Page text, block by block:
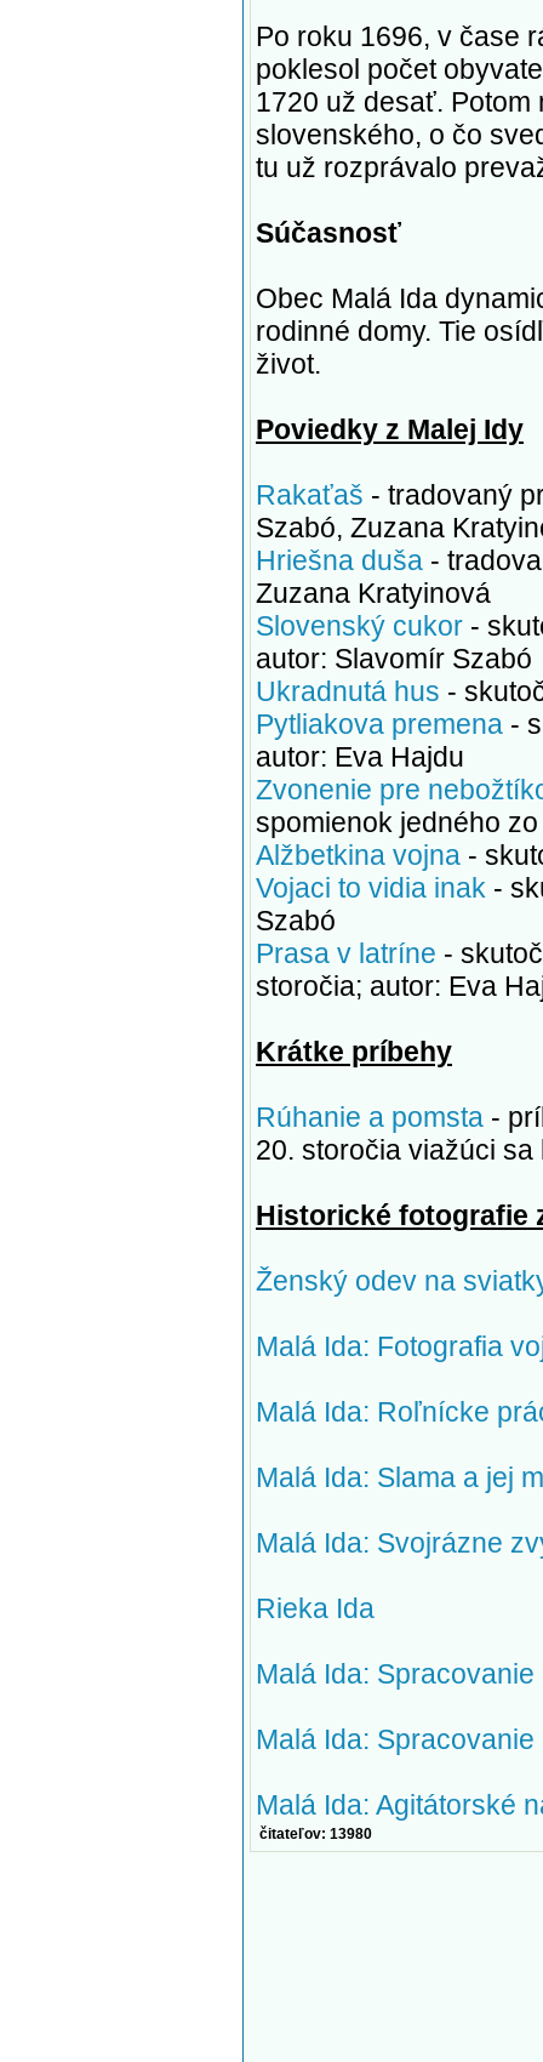
Po roku 1696, v čase
poklesol počet
1720 už desať.
slovenského, o čo
tu už rozprávalo
Súčasnosť
Obec Malá Ida
rodinné domy. Tie
život.
Poviedky z Malej Idy
Rakaťaš - tradovaný
Szabó, Zuzana
Hriešna duša -
Zuzana Kratyinová
Slovenský cukor -
autor: Slavomír Szabó
Ukradnutá hus -
Pytliakova premena -
autor: Eva Hajdu
Zvonenie pre
spomienok jedného
Alžbetkina vojna -
Vojaci to vidia inak -
Szabó
Prasa v latríne -
storočia; autor: Eva
Krátke príbehy
Rúhanie a pomsta -
20. storočia viažúci
Historické fotografie
Ženský odev na
Malá Ida: Fotografia
Malá Ida: Roľnícke
Malá Ida: Slama a jej
Malá Ida: Svojrázne
Rieka Ida
Malá Ida: Spracovanie
Malá Ida: Spracovanie
Malá Ida: Agitátorské
čitateľov: 13980